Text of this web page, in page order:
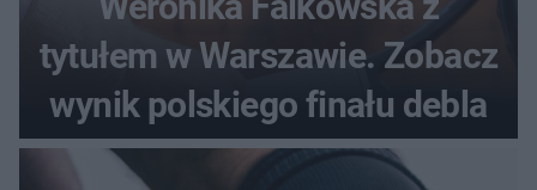
tytułem w Warszawie. Zobacz
wynik polskiego finału debla